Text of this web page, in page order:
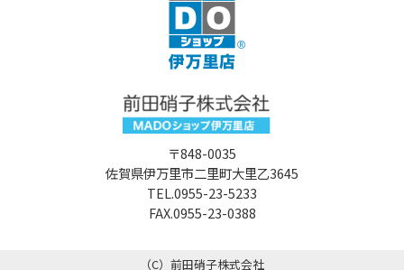
〒848-0035
佐賀県伊万里市二里町大里乙3645
TEL.0955-23-5233
FAX.0955-23-0388
（C）前田硝子株式会社